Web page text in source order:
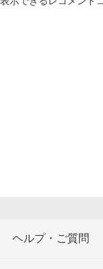
ヘルプ・ご質問